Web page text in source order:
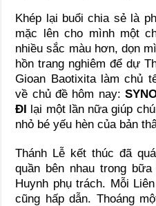
Khép lại buổi chia sẻ là
mặc lên cho mình một
nhiều sắc màu hơn, dọn
hồn trang nghiêm để dự
Gioan Baotixita làm chủ
về chủ đề hôm nay:
ĐI lại một lần nữa giúp
nhỏ bé yếu hèn của bản
Thánh Lễ kết thúc đã
quần bên nhau trong
Huynh phụ trách. Mỗi
cũng hấp dẫn. Thoáng